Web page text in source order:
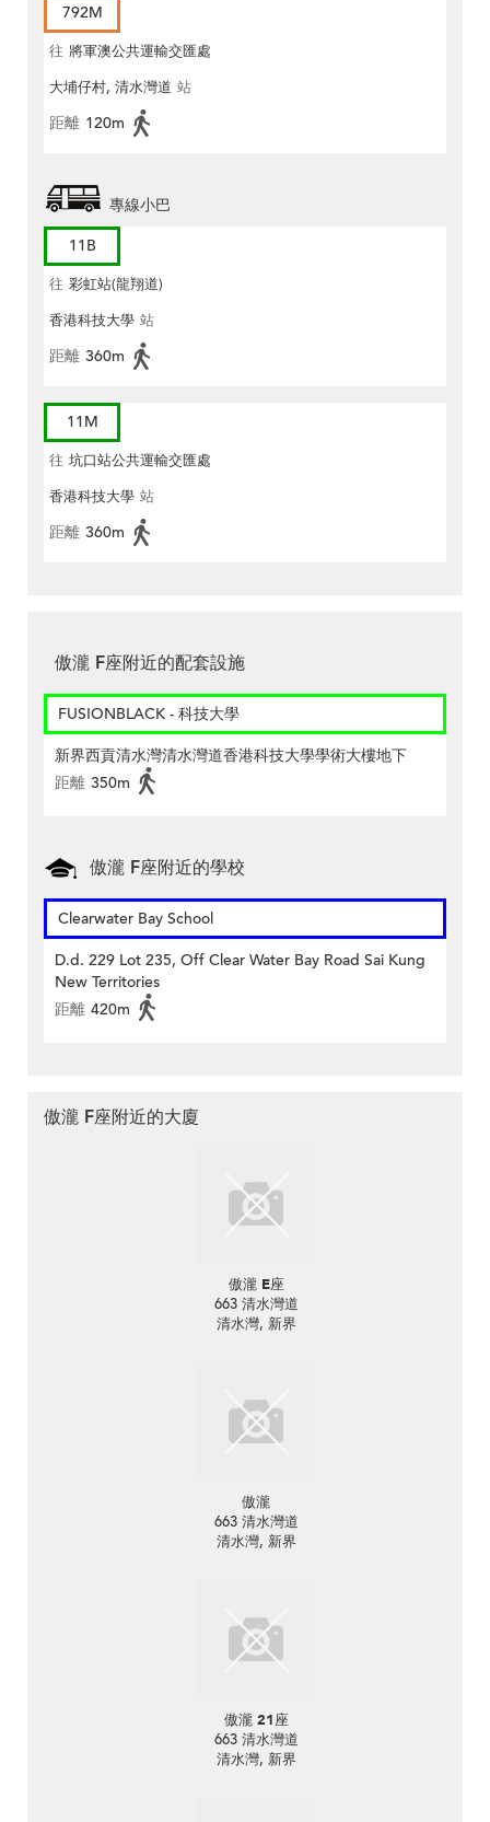
792M
往 將軍澳公共運輸交匯處
大埔仔村, 清水灣道 站
距離 120m
專線小巴
11B
往 彩虹站(龍翔道)
香港科技大學 站
距離 360m
11M
往 坑口站公共運輸交匯處
香港科技大學 站
距離 360m
傲瀧 F座附近的配套設施
FUSIONBLACK - 科技大學
新界西貢清水灣清水灣道香港科技大學學術大樓地下
距離 350m
傲瀧 F座附近的學校
Clearwater Bay School
D.d. 229 Lot 235, Off Clear Water Bay Road Sai Kung
New Territories
距離 420m
傲瀧 F座附近的大廈
傲瀧 E座
663 清水灣道
清水灣, 新界
傲瀧
663 清水灣道
清水灣, 新界
傲瀧 21座
663 清水灣道
清水灣, 新界